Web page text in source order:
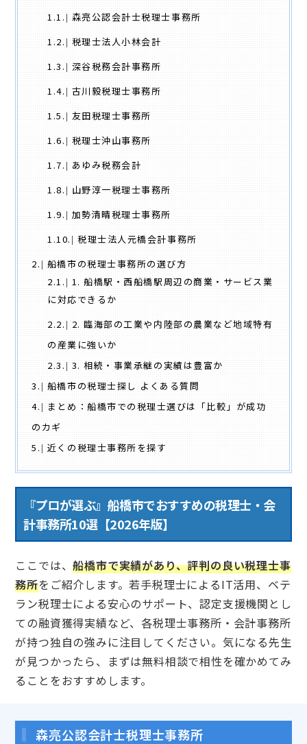
1.1.
森亮公認会計士税理士事務所
1.2.
税理士法人小林会計
1.3.
深谷税務会計事務所
1.4.
古川毅税理士事務所
1.5.
友田税理士事務所
1.6.
税理士沖山事務所
1.7.
あゆみ税務会計
1.8.
山野淳一税理士事務所
1.9.
加勢清晴税理士事務所
1.10.
税理士法人元橋会計事務所
2.
船橋市の税理士事務所の選び方
2.1.
1. 船橋駅・西船橋駅周辺の商業・サービス業
に対応できるか
2.2.
2. 臨海部の工業や内陸部の農業など地域特有
の産業に強いか
2.3.
3. 相続・事業承継の実績は豊富か
3.
船橋市の税理士探し よくある質問
4.
まとめ：船橋市での税理士選びは「比較」が成功
のカギ
5.
近くの税理士事務所を探す
『プロが選ぶ』船橋市でおすすめの税理士・会
計事務所10選【2026年版】
ここでは、船橋市で実績があり、評判の良い税理士事
務所をご紹介します。若手税理士によるIT活用、ベテ
ラン税理士による安心のサポート、認定支援機関とし
ての融資獲得実績など、各税理士事務所・会計事務所
が持つ独自の強みに注目してください。気になる先生
が見つかったら、まずは無料相談で相性を確かめてみ
ることをおすすめします。
森亮公認会計士税理士事務所